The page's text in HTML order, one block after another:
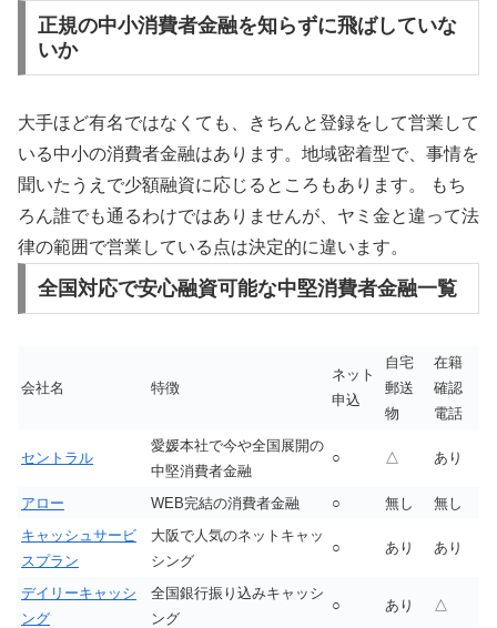
正規の中小消費者金融を知らずに飛ばしていな
いか
大手ほど有名ではなくても、きちんと登録をして営業して
いる中小の消費者金融はあります。地域密着型で、事情を
聞いたうえで少額融資に応じるところもあります。
もち
ろん誰でも通るわけではありませんが、ヤミ金と違って法
律の範囲で営業している点は決定的に違います。
全国対応で安心融資可能な中堅消費者金融一覧
会社名 特徴
ネット
申込
自宅
郵送
物
在籍
確認
電話
セントラル
愛媛本社で今や全国展開の
中堅消費者金融
○ △ あり
アロー WEB完結の消費者金融 ○ 無し
無し
キャッシュサービ
スプラン
大阪で人気のネットキャッ
シング
○ あり あり
デイリーキャッシ
ング
全国銀行振り込みキャッシ
ング
○ あり △